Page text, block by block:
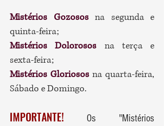
Mistérios Gozososna segunda e
quinta-feira;
Mistérios Dolorosos na terça e
sexta-feira;
Mistérios Gloriosos na quarta-feira,
Sábado e Domingo.
IMPORTANTE!
Os "Mistérios